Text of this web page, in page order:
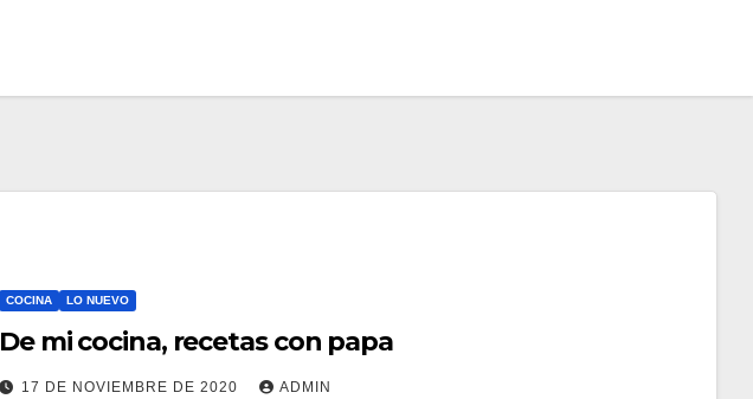
COCINA LO NUEVO
De mi cocina, recetas con papa
17 DE NOVIEMBRE DE 2020 ADMIN